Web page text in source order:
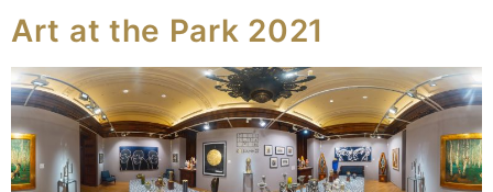
Art at the Park 2021